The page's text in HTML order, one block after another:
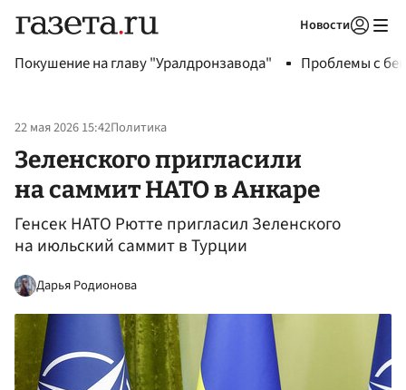
Новости
Покушение на главу "Уралдронзавода" Проблемы с
22 мая 2026 15:42Политика
Зеленского пригласили
на саммит НАТО в Анкаре
Генсек НАТО Рютте пригласил Зеленского
на июльский саммит в Турции
Дарья Родионова